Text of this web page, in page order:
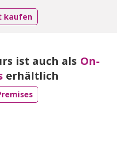
kaufen
ist auch als On-
erhältlich